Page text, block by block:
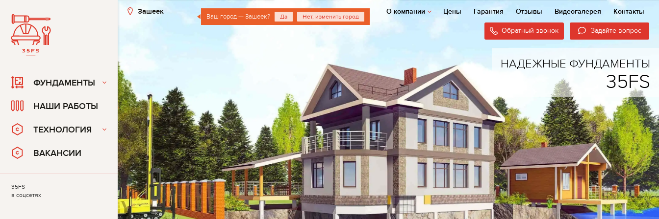
Зашеек
Ваш город — Зашеек? Да Нет, изменить город
О компании Цены Гарантия Отзывы Видеогалерея Контакты
Обратный звонок Задайте вопрос
НАДЕЖНЫЕ ФУНДАМЕНТЫ
35FS
ФУНДАМЕНТЫ
НАШИ РАБОТЫ
ТЕХНОЛОГИЯ
ВАКАНСИИ
35FS
в соцсетях